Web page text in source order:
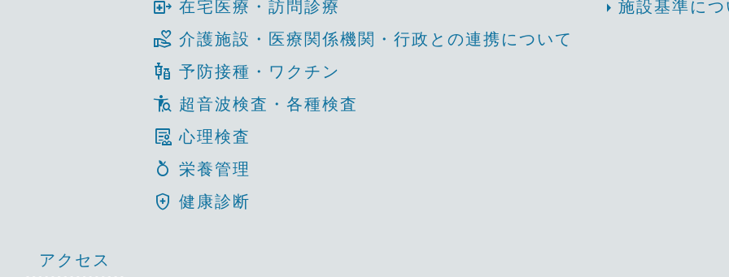
outpatient_med 在宅医療・訪問診療
volunteer_activism 介護施設・医療関係機関・行政との連携について
vaccines 予防接種・ワクチン
conditions 超音波検査・各種検査
clinical_notes 心理検査
nutrition 栄養管理
health_and_safety 健康診断
arrow_right 施設基準に
アクセス